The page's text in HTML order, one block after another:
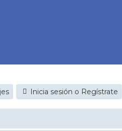
Inicia sesión o Regístrate